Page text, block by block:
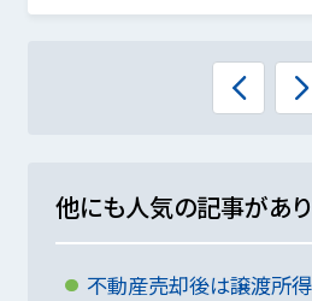
他にも人気の記事があ
不動産売却後は譲渡所